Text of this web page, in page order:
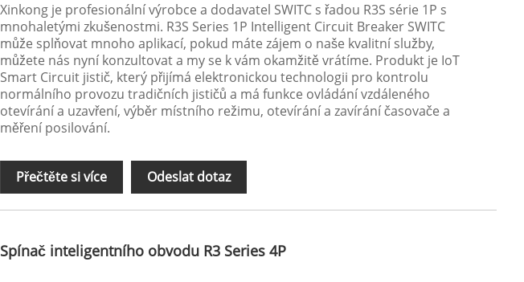
Xinkong je profesionální výrobce a dodavatel SWITC s řadou R3S série 1P s
mnohaletými zkušenostmi. R3S Series 1P Intelligent Circuit Breaker SWITC
může splňovat mnoho aplikací, pokud máte zájem o naše kvalitní služby,
můžete nás nyní konzultovat a my se k vám okamžitě vrátíme. Produkt je IoT
Smart Circuit jistič, který přijímá elektronickou technologii pro kontrolu
normálního provozu tradičních jističů a má funkce ovládání vzdáleného
otevírání a uzavření, výběr místního režimu, otevírání a zavírání časovače a
měření posilování.
Přečtěte si více Odeslat dotaz
Spínač inteligentního obvodu R3 Series 4P